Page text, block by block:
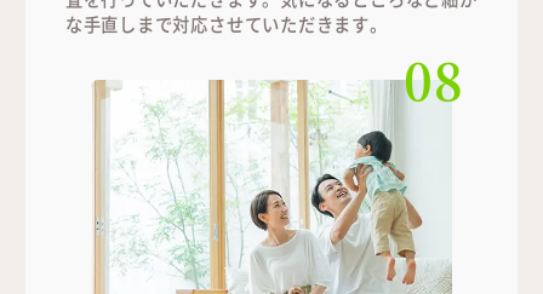
な手直しまで対応させていただきます。
08